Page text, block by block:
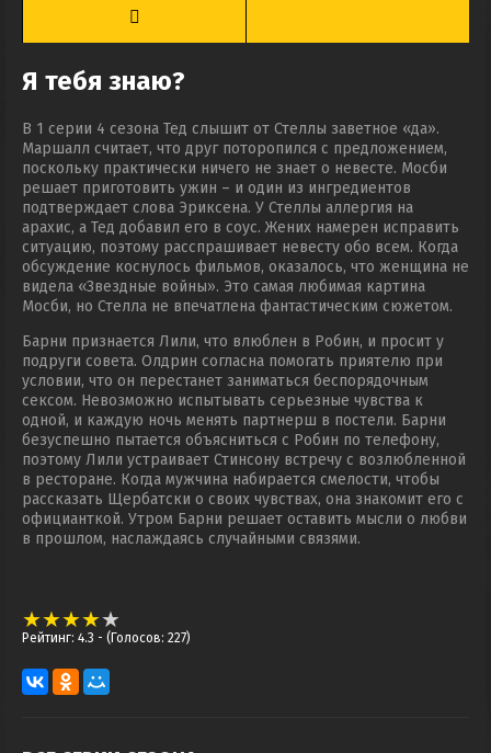
Я тебя знаю?
В 1 серии 4 сезона Тед слышит от Стеллы заветное «да».
Маршалл считает, что друг поторопился с предложением,
поскольку практически ничего не знает о невесте. Мосби
решает приготовить ужин – и один из ингредиентов
подтверждает слова Эриксена. У Стеллы аллергия на
арахис, а Тед добавил его в соус. Жених намерен исправить
ситуацию, поэтому расспрашивает невесту обо всем. Когда
обсуждение коснулось фильмов, оказалось, что женщина не
видела «Звездные войны». Это самая любимая картина
Мосби, но Стелла не впечатлена фантастическим сюжетом.
Барни признается Лили, что влюблен в Робин, и просит у
подруги совета. Олдрин согласна помогать приятелю при
условии, что он перестанет заниматься беспорядочным
сексом. Невозможно испытывать серьезные чувства к
одной, и каждую ночь менять партнерш в постели. Барни
безуспешно пытается объясниться с Робин по телефону,
поэтому Лили устраивает Стинсону встречу с возлюбленной
в ресторане. Когда мужчина набирается смелости, чтобы
рассказать Щербатски о своих чувствах, она знакомит его с
официанткой. Утром Барни решает оставить мысли о любви
в прошлом, наслаждаясь случайными связями.
Рейтинг: 4.3 - (Голосов: 227)